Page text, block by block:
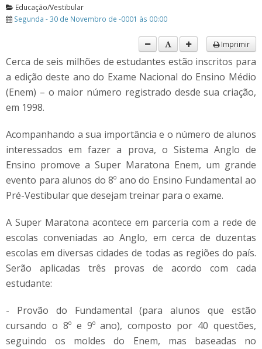
Educação/Vestibular
Segunda - 30 de Novembro de -0001 às 00:00
Imprimir
Cerca de seis milhões de estudantes estão inscritos para
a edição deste ano do Exame Nacional do Ensino Médio
(Enem) – o maior número registrado desde sua criação,
em 1998.
Acompanhando a sua importância e o número de alunos
interessados em fazer a prova, o Sistema Anglo de
Ensino promove a Super Maratona Enem, um grande
evento para alunos do 8º ano do Ensino Fundamental ao
Pré-Vestibular que desejam treinar para o exame.
A Super Maratona acontece em parceria com a rede de
escolas conveniadas ao Anglo, em cerca de duzentas
escolas em diversas cidades de todas as regiões do país.
Serão aplicadas três provas de acordo com cada
estudante:
- Provão do Fundamental (para alunos que estão
cursando o 8º e 9º ano), composto por 40 questões,
seguindo os moldes do Enem, mas baseadas no